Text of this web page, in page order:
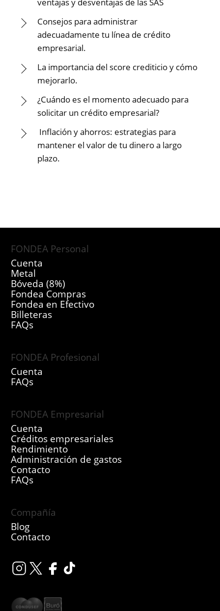
Consejos para administrar
adecuadamente tu línea de crédito
empresarial.
La importancia del score crediticio y cómo
mejorarlo.
¿Cuándo es el momento adecuado para
solicitar un crédito empresarial?
Inflación y ahorros: estrategias para
mantener el valor de tu dinero a largo
plazo.
FONDEA Personal
Cuenta
Metal
Bóveda (8%)
Fondea Compras
Fondea en Efectivo
Billeteras
FAQs
FONDEA Profesional
Cuenta
FAQs
FONDEA Empresarial
Cuenta
Créditos empresariales
Rendimiento
Administración de gastos
Contacto
FAQs
Compañía
Blog
Contacto